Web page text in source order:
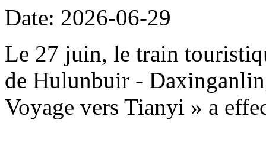
Date: 2026-06-29
Le 27 juin, le train
de Hulunbuir -
Voyage vers Tianyi » a